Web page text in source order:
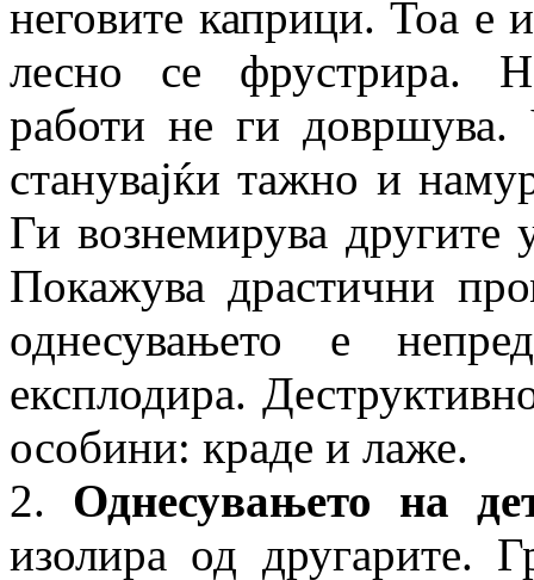
неговите каприци. Тоа е
лесно се фрустрира.
работи не ги довршува.
станувајќи тажно и
Ги вознемирува другите
Покажува драстични
однесувањето е
експлодира.
особини: краде и лаже.
2. Однесувањето на
изолира од другарите.